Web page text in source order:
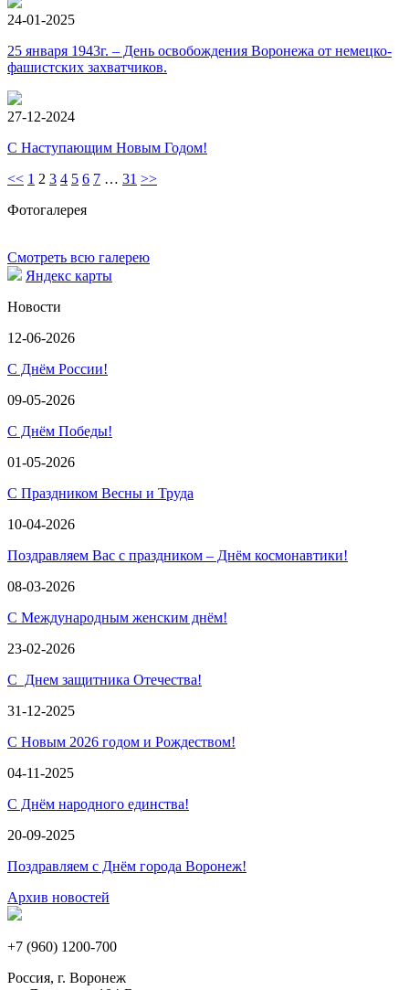
24-01-2025
25 января 1943г. – День освобождения Воронежа от немецко-
фашистских захватчиков.
27-12-2024
С Наступающим Новым Годом!
<< 1 2 3 4 5 6 7 … 31 >>
Фотогалерея
Смотреть всю галерею
Яндекс карты
Новости
12-06-2026
С Днём России!
09-05-2026
С Днём Победы!
01-05-2026
С Праздником Весны и Труда
10-04-2026
Поздравляем Вас с праздником – Днём космонавтики!
08-03-2026
С Международным женским днём!
23-02-2026
С Днем защитника Отечества!
31-12-2025
С Новым 2026 годом и Рождеством!
04-11-2025
С Днём народного единства!
20-09-2025
Поздравляем с Днём города Воронеж!
Архив новостей
+7 (960) 1200-700
Россия, г. Воронеж